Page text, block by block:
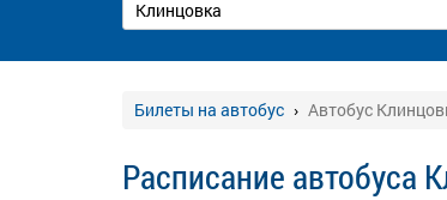
Билеты на автобус Автобус
Расписание автобуса